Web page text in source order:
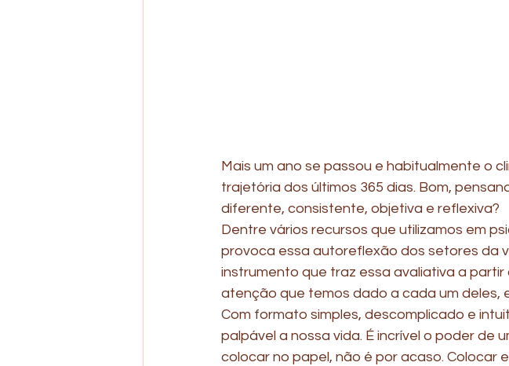
Mais um ano se passou e habitualmente o
trajetória dos últimos 365 dias. Bom,
diferente, consistente, objetiva e reflexiva?
Dentre vários recursos que utilizamos em
provoca essa autoreflexão dos setores da
instrumento que traz essa avaliativa a
atenção que temos dado a cada um deles,
Com formato simples, descomplicado e
palpável a nossa vida. É incrível o poder de
colocar no papel, não é por acaso. Colocar